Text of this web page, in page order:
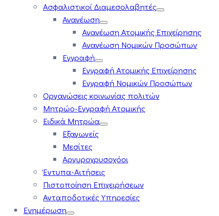
Ασφαλιστικοί Διαμεσολαβητές
Ανανέωση
Ανανέωση Ατομικής Επιχείρησης
Ανανέωση Νομικών Προσώπων
Εγγραφή
Εγγραφή Ατομικής Επιχείρησης
Εγγραφή Νομικών Προσώπων
Οργανώσεις κοινωνίας πολιτών
Μητρώο-Εγγραφή Ατομικής
Ειδικά Μητρώα
Εξαγωγείς
Μεσίτες
Αργυροχρυσοχόοι
Έντυπα-Αιτήσεις
Πιστοποίηση Επιχειρήσεων
Ανταποδοτικές Υπηρεσίες
Ενημέρωση